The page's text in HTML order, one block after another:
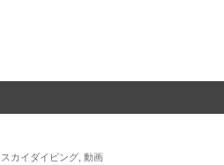
スカイダイビング 動画